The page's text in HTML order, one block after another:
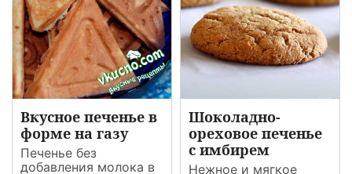
Вкусное печенье в
форме на газу
Печенье без
добавления молока в
Шоколадно-
ореховое печенье
с имбирем
Нежное и мягкое